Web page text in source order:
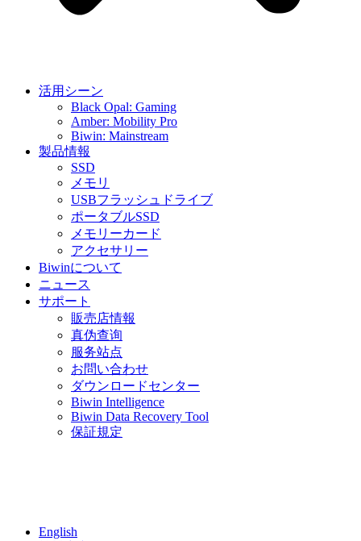
活用シーン
Black Opal: Gaming
Amber: Mobility Pro
Biwin: Mainstream
製品情報
SSD
メモリ
USBフラッシュドライブ
ポータブルSSD
メモリーカード
アクセサリー
Biwinについて
ニュース
サポート
販売店情報
真伪查询
服务站点
お問い合わせ
ダウンロードセンター
Biwin Intelligence
Biwin Data Recovery Tool
保証規定
English